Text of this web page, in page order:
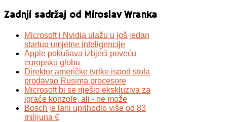
Zadnji sadržaj od Miroslav Wranka
Microsoft i Nvidia ulažu u još jedan
startup umjetne inteligencije
Apple pokušava izbjeći poveću
europsku globu
Direktor američke tvrtke ispod stola
prodavao Rusima procesore
Microsoft bi se riješio ekskluziva za
igraće konzole, ali - ne može
Bosch je lani uprihodio više od 83
milijuna €